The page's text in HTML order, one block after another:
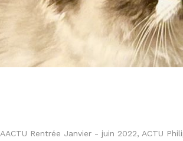
AACTU Rentrée Janvier - juin 2022, ACTU